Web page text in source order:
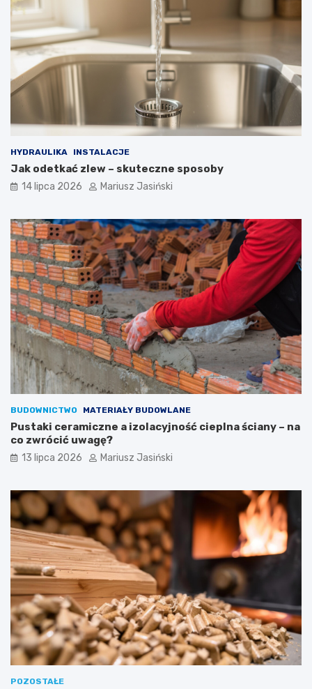
HYDRAULIKA INSTALACJE
Jak odetkać zlew – skuteczne sposoby
14 lipca 2026 Mariusz Jasiński
BUDOWNICTWO MATERIAŁY BUDOWLANE
Pustaki ceramiczne a izolacyjność cieplna ściany – na
co zwrócić uwagę?
13 lipca 2026 Mariusz Jasiński
POZOSTAŁE